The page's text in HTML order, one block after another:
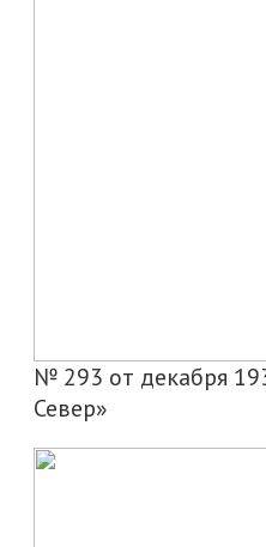
№ 293 от декабря
Север»